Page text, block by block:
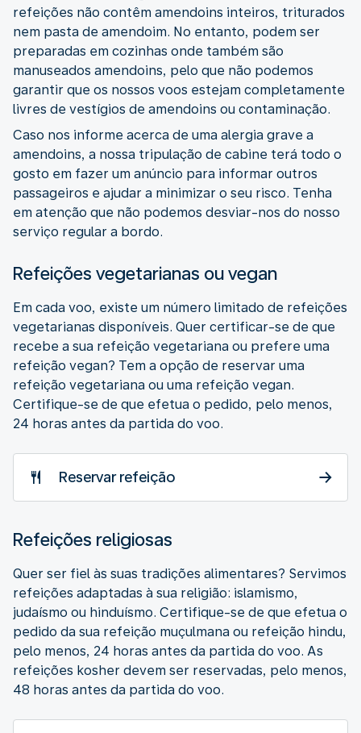
refeições não contêm amendoins inteiros, triturados
nem pasta de amendoim. No entanto, podem ser
preparadas em cozinhas onde também são
manuseados amendoins, pelo que não podemos
garantir que os nossos voos estejam completamente
livres de vestígios de amendoins ou contaminação.
Caso nos informe acerca de uma alergia grave a
amendoins, a nossa tripulação de cabine terá todo o
gosto em fazer um anúncio para informar outros
passageiros e ajudar a minimizar o seu risco. Tenha
em atenção que não podemos desviar-nos do nosso
serviço regular a bordo.
Refeições vegetarianas ou vegan
Em cada voo, existe um número limitado de refeições
vegetarianas disponíveis. Quer certificar-se de que
recebe a sua refeição vegetariana ou prefere uma
refeição vegan? Tem a opção de reservar uma
refeição vegetariana ou uma refeição vegan.
Certifique-se de que efetua o pedido, pelo menos,
24 horas antes da partida do voo.
Reservar refeição
Refeições religiosas
Quer ser fiel às suas tradições alimentares? Servimos
refeições adaptadas à sua religião: islamismo,
judaísmo ou hinduísmo. Certifique-se de que efetua o
pedido da sua refeição muçulmana ou refeição hindu,
pelo menos, 24 horas antes da partida do voo. As
refeições kosher devem ser reservadas, pelo menos,
48 horas antes da partida do voo.